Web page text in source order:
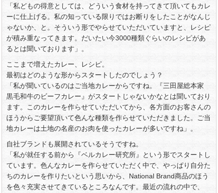
「私どもの得意としては、どういう食材を持ってきて頂いてもカレ
ーに仕上げる。私の知っている限りではお断りをしたことがなんじ
ゃないか、と。そういう形でやらせていただいていますと、レシピ
が積み重なってきます。だいたい今3000種類ぐらいのレシピがあ
るとは聞いております」。
ここまで増えたカレー、レシピ。
最初はどのような形からスタートしたのでしょう？
「私が聞いているのはご当地カレーからですね。『三田屋総本家
黒毛和牛のビーフカレー』がスタートじゃないかなとは聞いており
ます。このカレーを作らせていただいてから、各方面のお客さんの
ほうからご要望頂いて色んな種類を作らせていただきました。ご当
地カレーは土地の名産のお肉を使ったカレーが多いですね」。
自社ブランドも展開されているそうですね。
「私が就任する前から『ベルカレー研究所』という形でスタートし
ています。色んなカレーを作らせていただく中で、やっぱり自分た
ちのカレーを作りたいという思いから、National Brand商品のほう
を色々充実させてきているところなんです。最近の流れの中で、